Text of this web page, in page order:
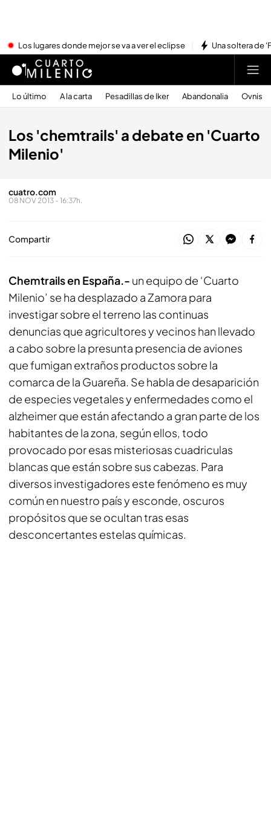
Los lugares donde mejor se va a ver el eclipse Una soltera de
Lo último A la carta Pesadillas de Iker Abandonalia Ovnis
Los 'chemtrails' a debate en 'Cuarto
Milenio'
cuatro.com
08 NOV 2013 - 16:37h.
Compartir
Chemtrails en España.- un equipo de ‘Cuarto
Milenio’ se ha desplazado a Zamora para
investigar sobre el terreno las continuas
denuncias que agricultores y vecinos han llevado
a cabo sobre la presunta presencia de aviones
que fumigan extraños productos sobre la
comarca de la Guareña. Se habla de desaparición
de especies vegetales y enfermedades como el
alzheimer que están afectando a gran parte de los
habitantes de la zona, según ellos, todo
provocado por esas misteriosas cuadriculas
blancas que están sobre sus cabezas. Para
diversos investigadores este fenómeno es muy
común en nuestro país y esconde, oscuros
propósitos que se ocultan tras esas
desconcertantes estelas químicas.